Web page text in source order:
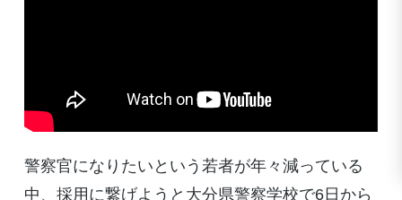
警察官になりたいという若者が年々減っている
中、採用に繋げようと大分県警察学校で6日から